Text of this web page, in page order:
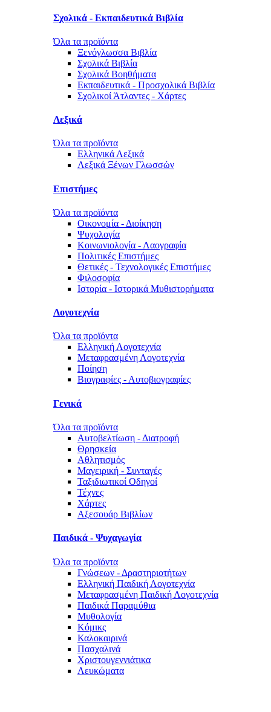
Σχολικά - Εκπαιδευτικά Βιβλία
Όλα τα προϊόντα
Ξενόγλωσσα Βιβλία
Σχολικά Βιβλία
Σχολικά Βοηθήματα
Εκπαιδευτικά - Προσχολικά Βιβλία
Σχολικοί Άτλαντες - Χάρτες
Λεξικά
Όλα τα προϊόντα
Ελληνικά Λεξικά
Λεξικά Ξένων Γλωσσών
Επιστήμες
Όλα τα προϊόντα
Οικονομία - Διοίκηση
Ψυχολογία
Κοινωνιολογία - Λαογραφία
Πολιτικές Eπιστήμες
Θετικές - Τεχνολογικές Επιστήμες
Φιλοσοφία
Ιστορία - Ιστορικά Μυθιστορήματα
Λογοτεχνία
Όλα τα προϊόντα
Ελληνική Λογοτεχνία
Μεταφρασμένη Λογοτεχνία
Ποίηση
Βιογραφίες - Αυτοβιογραφίες
Γενικά
Όλα τα προϊόντα
Αυτοβελτίωση - Διατροφή
Θρησκεία
Αθλητισμός
Μαγειρική - Συνταγές
Ταξιδιωτικοί Οδηγοί
Τέχνες
Χάρτες
Αξεσουάρ Βιβλίων
Παιδικά - Ψυχαγωγία
Όλα τα προϊόντα
Γνώσεων - Δραστηριοτήτων
Ελληνική Παιδική Λογοτεχνία
Μεταφρασμένη Παιδική Λογοτεχνία
Παιδικά Παραμύθια
Μυθολογία
Κόμικς
Καλοκαιρινά
Πασχαλινά
Χριστουγεννιάτικα
Λευκώματα